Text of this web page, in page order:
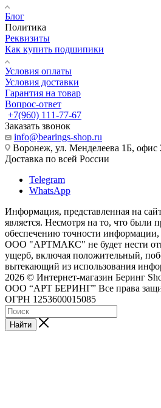
Блог
Политика
Реквизиты
Как купить подшипики
Условия оплаты
Условия доставки
Гарантия на товар
Вопрос-ответ
+7(960) 111-77-67
Заказать звонок
info@bearings-shop.ru
Воронеж, ул. Менделеева 1Б, офис
Доставка по всей России
Telegram
WhatsApp
Информация, представленная на
является. Несмотря на то, что были
обеспечению точности информации,
ООО "АРТМАКС" не будет нести
ущерб, включая положительный,
вытекающий из использования
2026 © Интернет-магазин Беринг
ООО “АРТ БЕРИНГ” Все права
ОГРН 1253600015085
Найти